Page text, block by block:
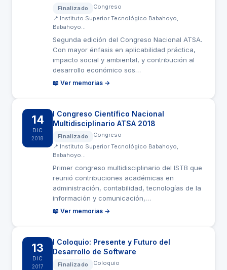
Finalizado
Congreso
📍 Instituto Superior Tecnológico Babahoyo,
Babahoyo…
Segunda edición del Congreso Nacional ATSA.
Con mayor énfasis en aplicabilidad práctica,
impacto social y ambiental, y contribución al
desarrollo económico sos…
📖 Ver memorias →
14
DIC
2018
I Congreso Científico Nacional
Multidisciplinario ATSA 2018
Finalizado
Congreso
📍 Instituto Superior Tecnológico Babahoyo,
Babahoyo…
Primer congreso multidisciplinario del ISTB que
reunió contribuciones académicas en
administración, contabilidad, tecnologías de la
información y comunicación,…
📖 Ver memorias →
13
DIC
2017
I Coloquio: Presente y Futuro del
Desarrollo de Software
Finalizado
Coloquio